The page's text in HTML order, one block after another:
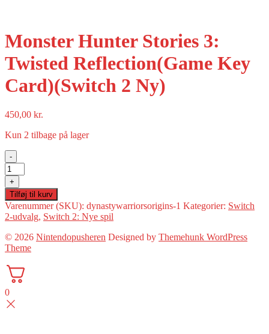
Monster Hunter Stories 3:
Twisted Reflection(Game Key
Card)(Switch 2 Ny)
450,00 kr.
Kun 2 tilbage på lager
-
Monster
Hunter
Stories
3:
Twisted
Reflection(Game
Key
Card)
(Switch
2
Ny)
antal
+
Tilføj til kurv
Varenummer (SKU): dynastywarriorsorigins-1 Kategorier: Switch
2-udvalg, Switch 2: Nye spil
© 2026 Nintendopusheren Designed by Themehunk WordPress
Theme
0